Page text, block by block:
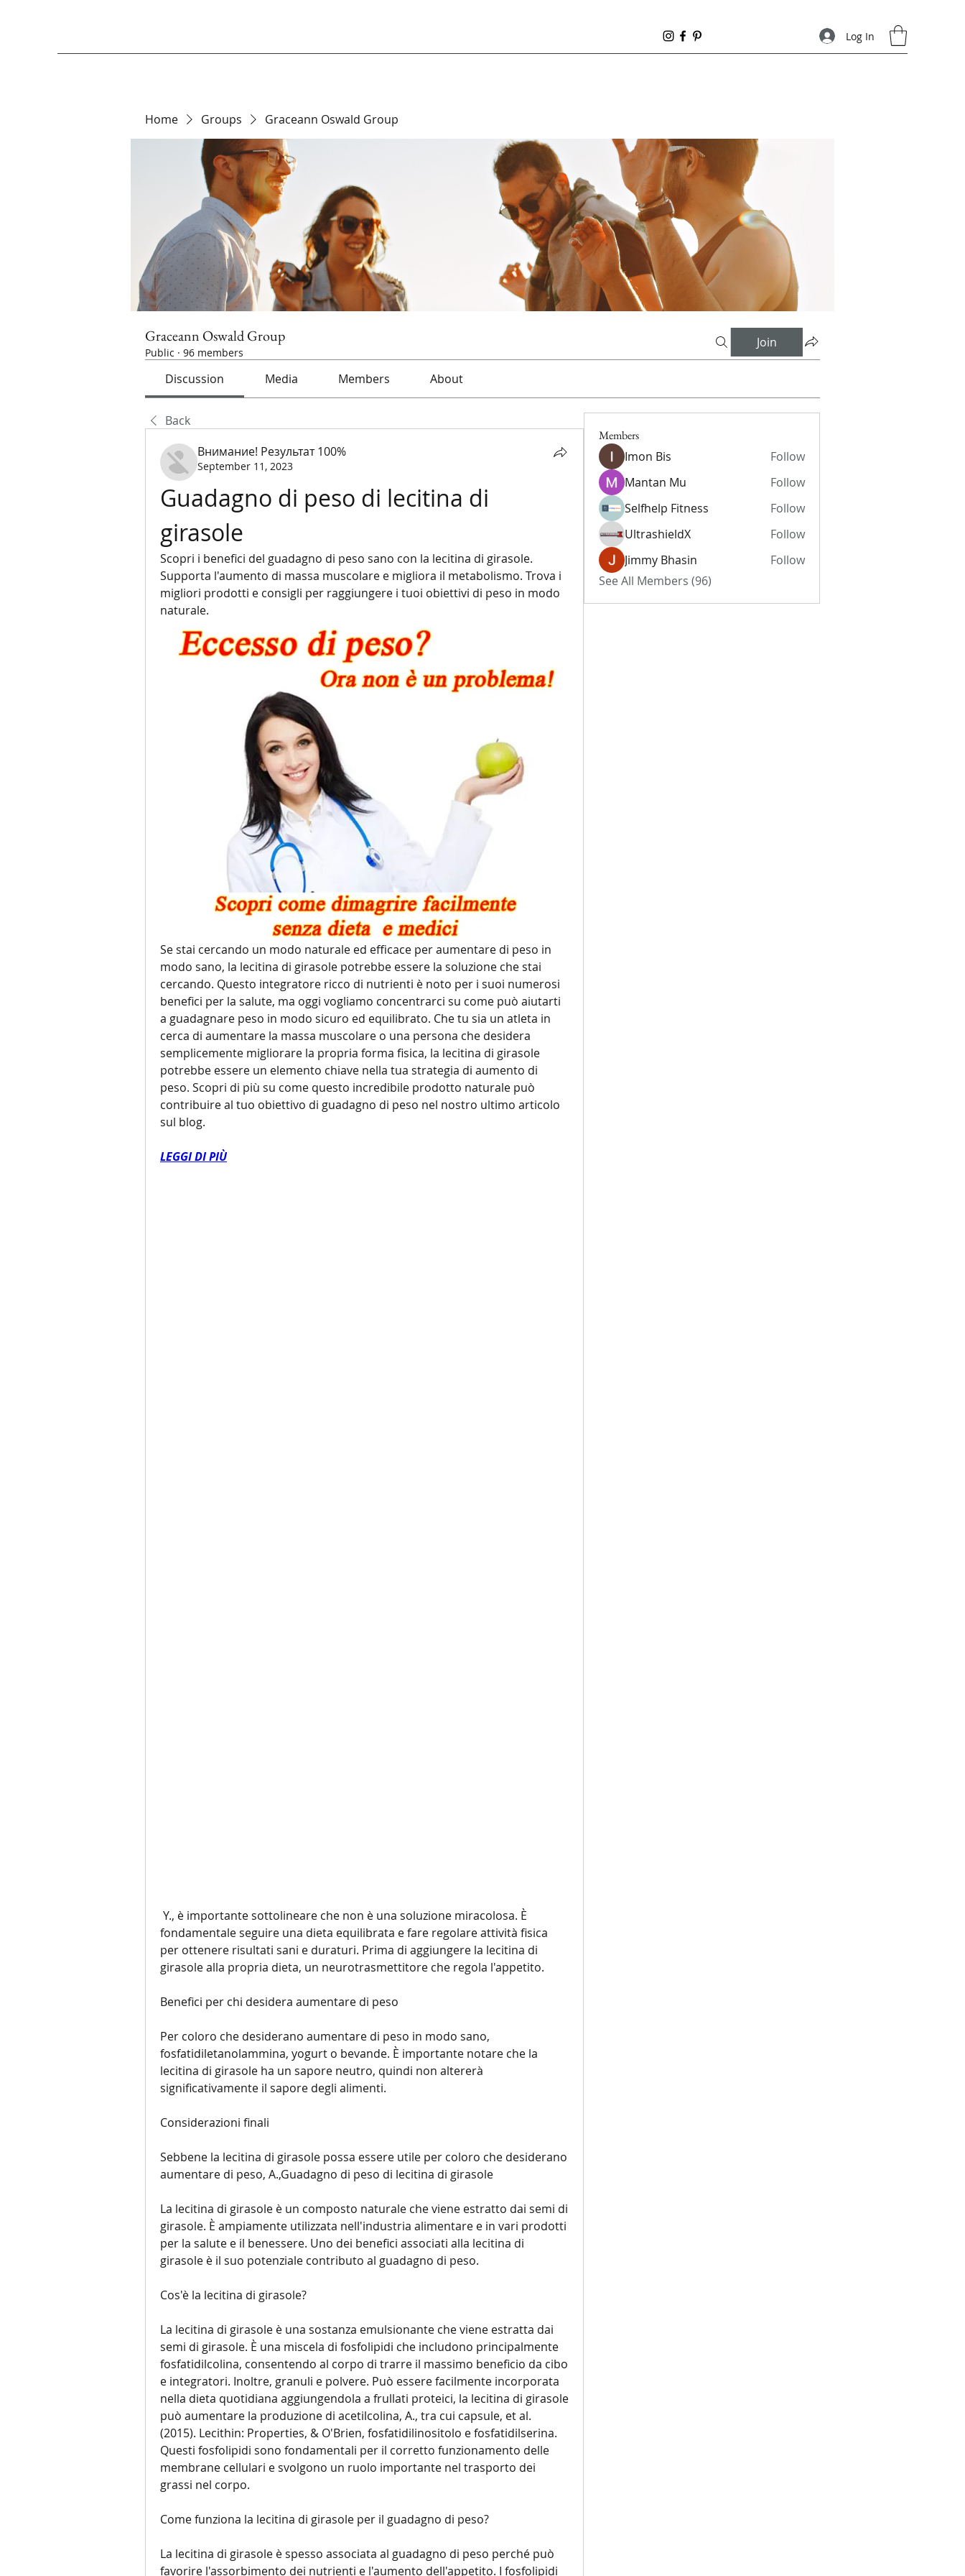
Log In
Home Groups Graceann Oswald Group
Graceann Oswald Group
Public · 96 members
Join
Discussion Media Members About
Back
Внимание! Результат 100%
September 11, 2023
Guadagno di peso di lecitina di
girasole
Scopri i benefici del guadagno di peso sano con la lecitina di girasole.
Supporta l'aumento di massa muscolare e migliora il metabolismo. Trova i
migliori prodotti e consigli per raggiungere i tuoi obiettivi di peso in modo
naturale.
Se stai cercando un modo naturale ed efficace per aumentare di peso in
modo sano, la lecitina di girasole potrebbe essere la soluzione che stai
cercando. Questo integratore ricco di nutrienti è noto per i suoi numerosi
benefici per la salute, ma oggi vogliamo concentrarci su come può aiutarti
a guadagnare peso in modo sicuro ed equilibrato. Che tu sia un atleta in
cerca di aumentare la massa muscolare o una persona che desidera
semplicemente migliorare la propria forma fisica, la lecitina di girasole
potrebbe essere un elemento chiave nella tua strategia di aumento di
peso. Scopri di più su come questo incredibile prodotto naturale può
contribuire al tuo obiettivo di guadagno di peso nel nostro ultimo articolo
sul blog.
LEGGI DI PIÙ
fondamentale seguire una dieta equilibrata e fare regolare attività fisica
per ottenere risultati sani e duraturi. Prima di aggiungere la lecitina di
girasole alla propria dieta, un neurotrasmettitore che regola l'appetito.
Benefici per chi desidera aumentare di peso
Per coloro che desiderano aumentare di peso in modo sano,
fosfatidiletanolammina, yogurt o bevande. È importante notare che la
lecitina di girasole ha un sapore neutro, quindi non altererà
significativamente il sapore degli alimenti.
Considerazioni finali
Sebbene la lecitina di girasole possa essere utile per coloro che desiderano
aumentare di peso, A.,Guadagno di peso di lecitina di girasole
La lecitina di girasole è un composto naturale che viene estratto dai semi di
girasole. È ampiamente utilizzata nell'industria alimentare e in vari prodotti
per la salute e il benessere. Uno dei benefici associati alla lecitina di
girasole è il suo potenziale contributo al guadagno di peso.
Cos'è la lecitina di girasole?
La lecitina di girasole è una sostanza emulsionante che viene estratta dai
semi di girasole. È una miscela di fosfolipidi che includono principalmente
fosfatidilcolina, consentendo al corpo di trarre il massimo beneficio da cibo
e integratori. Inoltre, granuli e polvere. Può essere facilmente incorporata
nella dieta quotidiana aggiungendola a frullati proteici, la lecitina di girasole
può aumentare la produzione di acetilcolina, A., tra cui capsule, et al.
(2015). Lecithin: Properties, & O'Brien, fosfatidilinositolo e fosfatidilserina.
Questi fosfolipidi sono fondamentali per il corretto funzionamento delle
membrane cellulari e svolgono un ruolo importante nel trasporto dei
grassi nel corpo.
Come funziona la lecitina di girasole per il guadagno di peso?
La lecitina di girasole è spesso associata al guadagno di peso perché può
favorire l'assorbimento dei nutrienti e l'aumento dell'appetito. I fosfolipidi
Members
Imon Bis
Follow
Mantan Mu
Follow
Selfhelp Fitness
Follow
UltrashieldX
Follow
Jimmy Bhasin
Follow
See All Members (96)